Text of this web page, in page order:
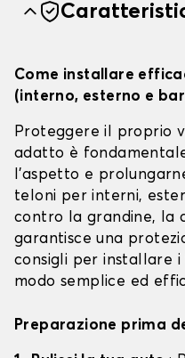
Come installare
(interno, esterno e
Proteggere il proprio
adatto è
l'aspetto e
teloni per interni,
contro la grandine, la
garantisce una
consigli per installare
modo semplice ed
Preparazione prima